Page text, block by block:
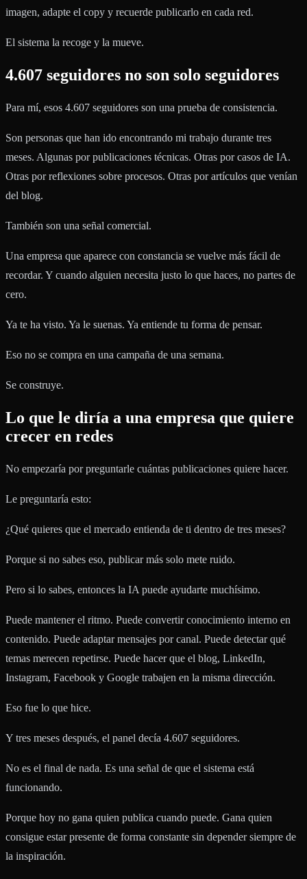
imagen, adapte el copy y recuerde publicarlo en cada red.
El sistema la recoge y la mueve.
4.607 seguidores no son solo seguidores
Para mí, esos 4.607 seguidores son una prueba de consistencia.
Son personas que han ido encontrando mi trabajo durante tres
meses. Algunas por publicaciones técnicas. Otras por casos de IA.
Otras por reflexiones sobre procesos. Otras por artículos que venían
del blog.
También son una señal comercial.
Una empresa que aparece con constancia se vuelve más fácil de
recordar. Y cuando alguien necesita justo lo que haces, no partes de
cero.
Ya te ha visto. Ya le suenas. Ya entiende tu forma de pensar.
Eso no se compra en una campaña de una semana.
Se construye.
Lo que le diría a una empresa que quiere
crecer en redes
No empezaría por preguntarle cuántas publicaciones quiere hacer.
Le preguntaría esto:
¿Qué quieres que el mercado entienda de ti dentro de tres meses?
Porque si no sabes eso, publicar más solo mete ruido.
Pero si lo sabes, entonces la IA puede ayudarte muchísimo.
Puede mantener el ritmo. Puede convertir conocimiento interno en
contenido. Puede adaptar mensajes por canal. Puede detectar qué
temas merecen repetirse. Puede hacer que el blog, LinkedIn,
Instagram, Facebook y Google trabajen en la misma dirección.
Eso fue lo que hice.
Y tres meses después, el panel decía 4.607 seguidores.
No es el final de nada. Es una señal de que el sistema está
funcionando.
Porque hoy no gana quien publica cuando puede. Gana quien
consigue estar presente de forma constante sin depender siempre de
la inspiración.